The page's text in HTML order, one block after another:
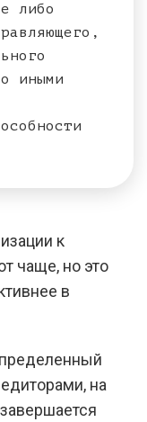
либо
иными
к
чаще, но это
в
на